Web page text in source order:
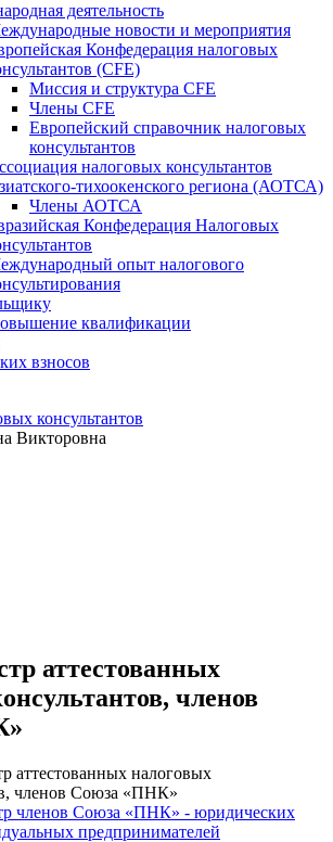
деятельность
новости и мероприятия
Конфедерация налоговых
(CFE)
Миссия и структура CFE
Члены CFE
Европейский справочник налоговых
консультантов
налоговых консультантов
тихоокенского региона (АОТСА)
Члены АОТСА
Конфедерация Налоговых
опыт налогового
квалификации
взносов
консультантов
Викторовна
аттестованных
членов
аттестованных налоговых
членов Союза «ПНК»
членов Союза «ПНК» - юридических
предпринимателей